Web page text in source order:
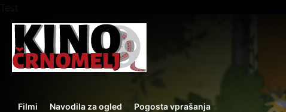
Filmi Navodila za ogled Pogosta vprašanja